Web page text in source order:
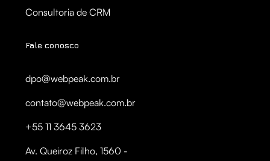
Consultoria de CRM
Fale conosco
dpo@webpeak.com.br
contato@webpeak.com.br
+55 11 3645 3623
Av. Queiroz Filho, 1560 -